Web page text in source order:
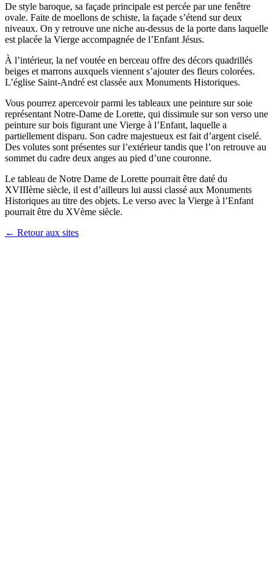
De style baroque, sa façade principale est percée par une fenêtre
ovale. Faite de moellons de schiste, la façade s’étend sur deux
niveaux. On y retrouve une niche au-dessus de la porte dans laquelle
est placée la Vierge accompagnée de l’Enfant Jésus.
À l’intérieur, la nef voutée en berceau offre des décors quadrillés
beiges et marrons auxquels viennent s’ajouter des fleurs colorées.
L’église Saint-André est classée aux Monuments Historiques.
Vous pourrez apercevoir parmi les tableaux une peinture sur soie
représentant Notre-Dame de Lorette, qui dissimule sur son verso une
peinture sur bois figurant une Vierge à l’Enfant, laquelle a
partiellement disparu. Son cadre majestueux est fait d’argent ciselé.
Des volutes sont présentes sur l’extérieur tandis que l’on retrouve au
sommet du cadre deux anges au pied d’une couronne.
Le tableau de Notre Dame de Lorette pourrait être daté du
XVIIIème siècle, il est d’ailleurs lui aussi classé aux Monuments
Historiques au titre des objets. Le verso avec la Vierge à l’Enfant
pourrait être du XVème siècle.
← Retour aux sites